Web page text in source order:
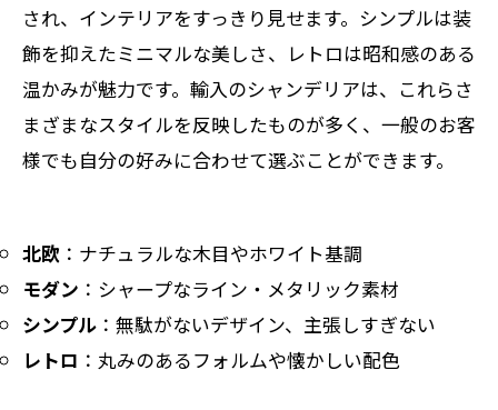
され、インテリアをすっきり見せます。シンプルは装
飾を抑えたミニマルな美しさ、レトロは昭和感のある
温かみが魅力です。輸入のシャンデリアは、これらさ
まざまなスタイルを反映したものが多く、一般のお客
様でも自分の好みに合わせて選ぶことができます。
北欧 ：ナチュラルな木目やホワイト基調
モダン ：シャープなライン・メタリック素材
シンプル ：無駄がないデザイン、主張しすぎない
レトロ ：丸みのあるフォルムや懐かしい配色